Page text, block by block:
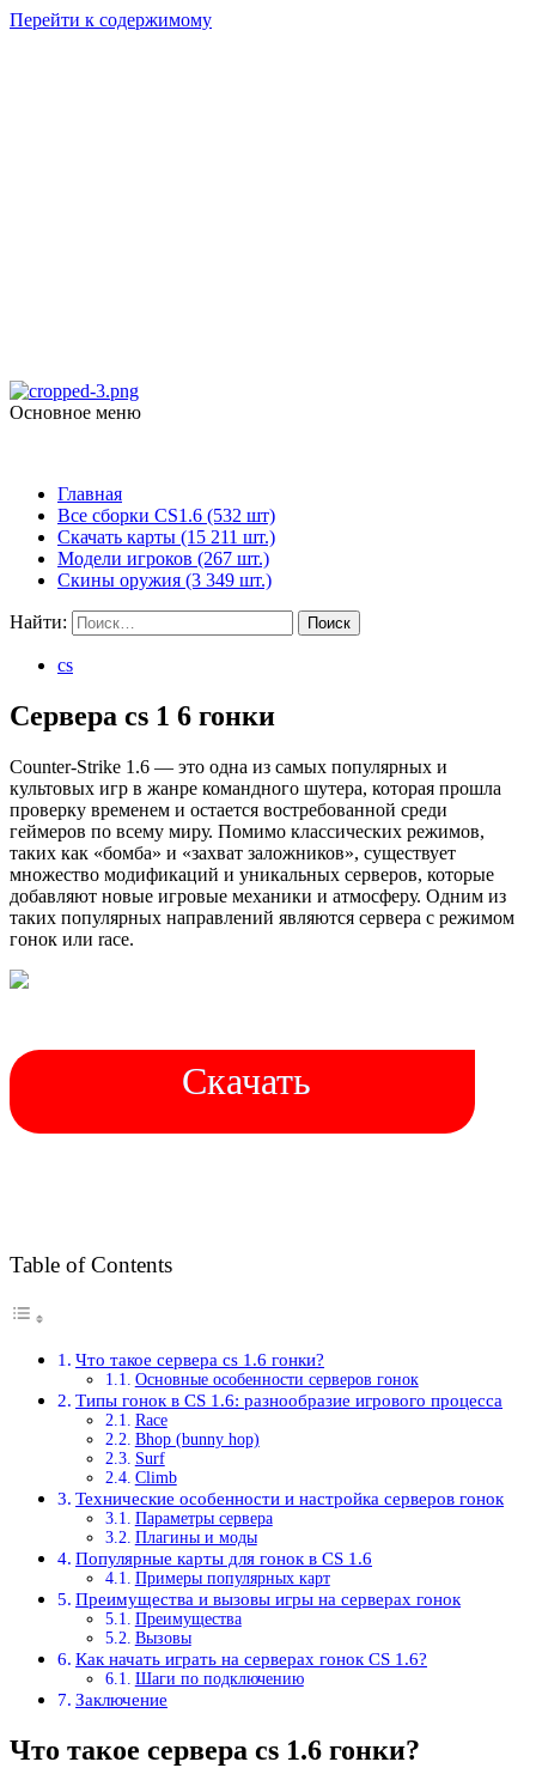
Перейти к содержимому
Основное меню
Главная
Все сборки CS1.6 (532 шт)
Скачать карты (15 211 шт.)
Модели игроков (267 шт.)
Скины оружия (3 349 шт.)
Найти:
cs
Сервера cs 1 6 гонки
Counter-Strike 1.6 — это одна из самых популярных и
культовых игр в жанре командного шутера, которая прошла
проверку временем и остается востребованной среди
геймеров по всему миру. Помимо классических режимов,
таких как «бомба» и «захват заложников», существует
множество модификаций и уникальных серверов, которые
добавляют новые игровые механики и атмосферу. Одним из
таких популярных направлений являются сервера с режимом
гонок или race.
Скачать
Table of Contents
Что такое сервера cs 1.6 гонки?
Основные особенности серверов гонок
Типы гонок в CS 1.6: разнообразие игрового процесса
Race
Bhop (bunny hop)
Surf
Climb
Технические особенности и настройка серверов гонок
Параметры сервера
Плагины и моды
Популярные карты для гонок в CS 1.6
Примеры популярных карт
Преимущества и вызовы игры на серверах гонок
Преимущества
Вызовы
Как начать играть на серверах гонок CS 1.6?
Шаги по подключению
Заключение
Что такое сервера cs 1.6 гонки?